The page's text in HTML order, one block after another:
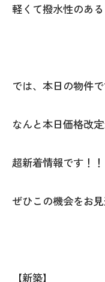
軽くて撥水性のあ
では、本日の物件で
なんと本日価格改
超新着情報です！！
ぜひこの機会をお
【新築】